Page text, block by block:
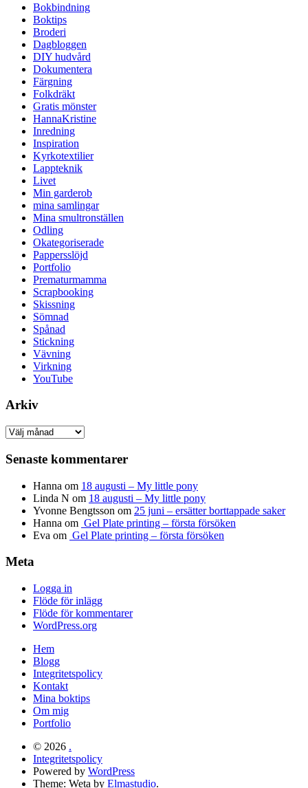
Bokbindning
Boktips
Broderi
Dagbloggen
DIY hudvård
Dokumentera
Färgning
Folkdräkt
Gratis mönster
HannaKristine
Inredning
Inspiration
Kyrkotextilier
Lappteknik
Livet
Min garderob
mina samlingar
Mina smultronställen
Odling
Okategoriserade
Pappersslöjd
Portfolio
Prematurmamma
Scrapbooking
Skissning
Sömnad
Spånad
Stickning
Vävning
Virkning
YouTube
Arkiv
Arkiv
Senaste kommentarer
Hanna om 18 augusti – My little pony
Linda N om 18 augusti – My little pony
Yvonne Bengtsson om 25 juni – ersätter borttappade saker
Hanna om Gel Plate printing – första försöken
Eva om Gel Plate printing – första försöken
Meta
Logga in
Flöde för inlägg
Flöde för kommentarer
WordPress.org
Hem
Blogg
Integritetspolicy
Kontakt
Mina boktips
Om mig
Portfolio
© 2026 .
Integritetspolicy
Powered by WordPress
Theme: Weta by Elmastudio.